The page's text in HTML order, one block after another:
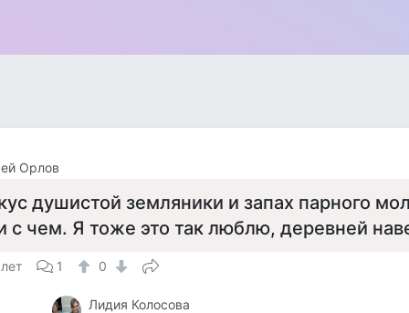
Орлов
душистой земляники и запах парного
с чем. Я тоже это так люблю, деревней
1 0
Лидия Колосова